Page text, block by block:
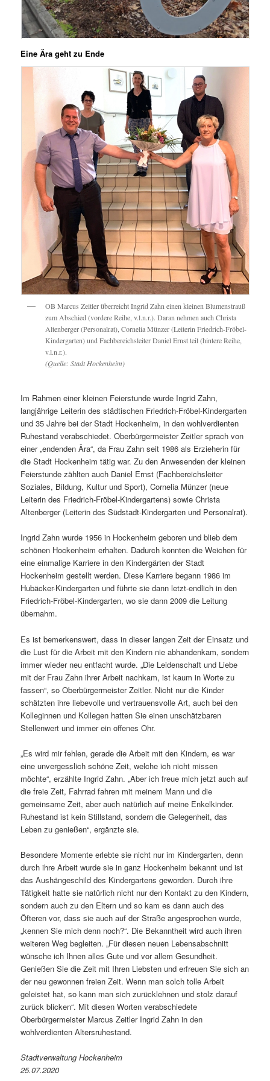
Eine Ära geht zu Ende
OB Marcus Zeitler überreicht Ingrid Zahn einen kleinen Blumenstrauß
zum Abschied (vordere Reihe, v.l.n.r.). Daran nehmen auch Christa
Altenberger (Personalrat), Cornelia Münzer (Leiterin Friedrich-Fröbel-
Kindergarten) und Fachbereichsleiter Daniel Ernst teil (hintere Reihe,
v.l.n.r.).
(Quelle: Stadt Hockenheim)
Im Rahmen einer kleinen Feierstunde wurde Ingrid Zahn,
langjährige Leiterin des städtischen Friedrich-Fröbel-Kindergarten
und 35 Jahre bei der Stadt Hockenheim, in den wohlverdienten
Ruhestand verabschiedet. Oberbürgermeister Zeitler sprach von
einer „endenden Ära“, da Frau Zahn seit 1986 als Erzieherin für
die Stadt Hockenheim tätig war. Zu den Anwesenden der kleinen
Feierstunde zählten auch Daniel Ernst (Fachbereichsleiter
Soziales, Bildung, Kultur und Sport), Cornelia Münzer (neue
Leiterin des Friedrich-Fröbel-Kindergartens) sowie Christa
Altenberger (Leiterin des Südstadt-Kindergarten und Personalrat).
Ingrid Zahn wurde 1956 in Hockenheim geboren und blieb dem
schönen Hockenheim erhalten. Dadurch konnten die Weichen für
eine einmalige Karriere in den Kindergärten der Stadt
Hockenheim gestellt werden. Diese Karriere begann 1986 im
Hubäcker-Kindergarten und führte sie dann letzt-endlich in den
Friedrich-Fröbel-Kindergarten, wo sie dann 2009 die Leitung
übernahm.
Es ist bemerkenswert, dass in dieser langen Zeit der Einsatz und
die Lust für die Arbeit mit den Kindern nie abhandenkam, sondern
immer wieder neu entfacht wurde. „Die Leidenschaft und Liebe
mit der Frau Zahn ihrer Arbeit nachkam, ist kaum in Worte zu
fassen“, so Oberbürgermeister Zeitler. Nicht nur die Kinder
schätzten ihre liebevolle und vertrauensvolle Art, auch bei den
Kolleginnen und Kollegen hatten Sie einen unschätzbaren
Stellenwert und immer ein offenes Ohr.
„Es wird mir fehlen, gerade die Arbeit mit den Kindern, es war
eine unvergesslich schöne Zeit, welche ich nicht missen
möchte“, erzählte Ingrid Zahn. „Aber ich freue mich jetzt auch auf
die freie Zeit, Fahrrad fahren mit meinem Mann und die
gemeinsame Zeit, aber auch natürlich auf meine Enkelkinder.
Ruhestand ist kein Stillstand, sondern die Gelegenheit, das
Leben zu genießen“, ergänzte sie.
Besondere Momente erlebte sie nicht nur im Kindergarten, denn
durch ihre Arbeit wurde sie in ganz Hockenheim bekannt und ist
das Aushängeschild des Kindergartens geworden. Durch ihre
Tätigkeit hatte sie natürlich nicht nur den Kontakt zu den Kindern,
sondern auch zu den Eltern und so kam es dann auch des
Öfteren vor, dass sie auch auf der Straße angesprochen wurde,
„kennen Sie mich denn noch?“. Die Bekanntheit wird auch ihren
weiteren Weg begleiten. „Für diesen neuen Lebensabschnitt
wünsche ich Ihnen alles Gute und vor allem Gesundheit.
Genießen Sie die Zeit mit Ihren Liebsten und erfreuen Sie sich an
der neu gewonnen freien Zeit. Wenn man solch tolle Arbeit
geleistet hat, so kann man sich zurücklehnen und stolz darauf
zurück blicken“. Mit diesen Worten verabschiedete
Oberbürgermeister Marcus Zeitler Ingrid Zahn in den
wohlverdienten Altersruhestand.
Stadtverwaltung Hockenheim
25.07.2020